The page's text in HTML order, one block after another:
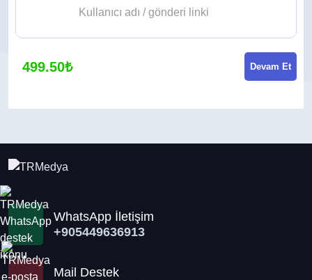
499.50₺ Devam Et
WhatsApp İletişim
+905449636913
Mail Destek